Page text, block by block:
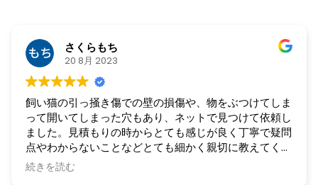
さくらもち
20 8月 2023
飼い猫の引っ掻き傷での壁の損傷や、物をぶつけてしま
って開いてしまった穴もあり、ネットで見つけて依頼し
ました。見積もりの時からとても感じが良く丁寧で疑問
点やわからないことなどとても細かく親切に教えてくだ
さいました。予算をオーバーしないよう、アイデアを出
してくださったり、一緒に考えて下さってとても信頼で
続きを読む